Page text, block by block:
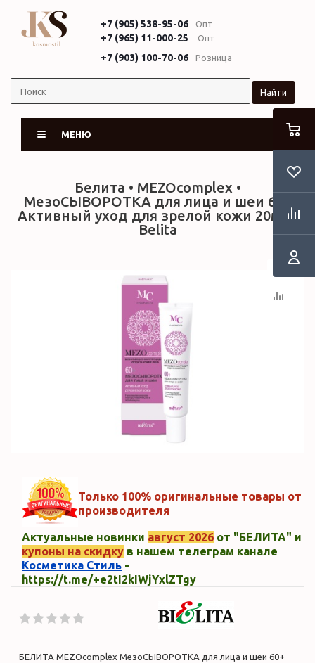
+7 (905) 538-95-06 Опт
+7 (965) 11-000-25 Опт
+7 (903) 100-70-06 Розница
Найти
МЕНЮ
Белита • MEZOcomplex •
МезоСЫВОРОТКА для лица и шеи 60+
Активный уход для зрелой кожи 20мл •
Belita
Только 100% оригинальные товары от
производителя
Актуальные новинки август 2026 от "БЕЛИТА" и
купоны на скидку в нашем телеграм канале
Косметика Стиль -
https://t.me/+e2tI2kIWjYxlZTgy
БЕЛИТА MEZOcomplex МезоСЫВОРОТКА для лица и шеи 60+